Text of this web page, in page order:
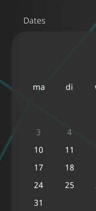
Dates
ma di
3
4
10
11
17
18
24
25
31